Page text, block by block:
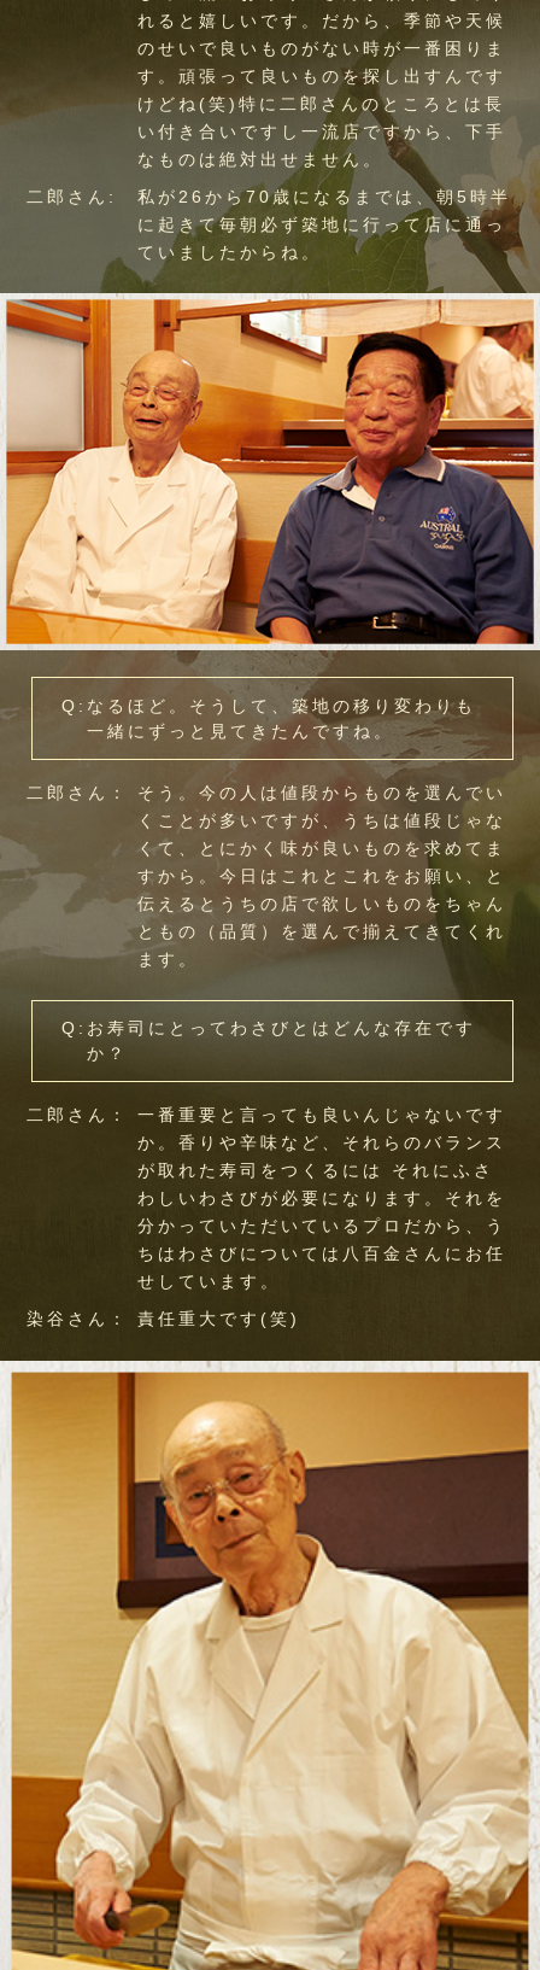
れると嬉しいです。だから、季節や天候
のせいで良いものがない時が一番困りま
す。頑張って良いものを探し出すんです
けどね(笑)特に二郎さんのところとは長
い付き合いですし一流店ですから、下手
なものは絶対出せません。
二郎さん:
私が26から70歳になるまでは、朝5時半
に起きて毎朝必ず築地に行って店に通っ
ていましたからね。
Q:なるほど。そうして、築地の移り変わりも
一緒にずっと見てきたんですね。
二郎さん：
そう。今の人は値段からものを選んでい
くことが多いですが、うちは値段じゃな
くて、とにかく味が良いものを求めてま
すから。今日はこれとこれをお願い、と
伝えるとうちの店で欲しいものをちゃん
ともの（品質）を選んで揃えてきてくれ
ます。
Q:お寿司にとってわさびとはどんな存在です
か？
二郎さん：
一番重要と言っても良いんじゃないです
か。香りや辛味など、それらのバランス
が取れた寿司をつくるには それにふさ
わしいわさびが必要になります。それを
分かっていただいているプロだから、う
ちはわさびについては八百金さんにお任
せしています。
染谷さん：
責任重大です(笑)